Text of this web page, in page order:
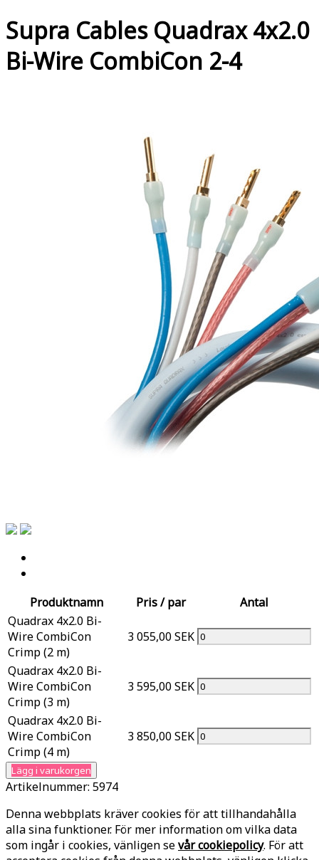
Supra Cables Quadrax 4x2.0
Bi-Wire CombiCon 2-4
Produktnamn Pris / par
Antal
Quadrax 4x2.0 Bi-
Wire CombiCon
Crimp (2 m)
3 055,00 SEK
Quadrax 4x2.0 Bi-
Wire CombiCon
Crimp (3 m)
3 595,00 SEK
Quadrax 4x2.0 Bi-
Wire CombiCon
Crimp (4 m)
3 850,00 SEK
Lägg i varukorgen
Artikelnummer: 5974
Denna webbplats kräver cookies för att tillhandahålla
alla sina funktioner. För mer information om vilka data
som ingår i cookies, vänligen sevår cookiepolicy. För att